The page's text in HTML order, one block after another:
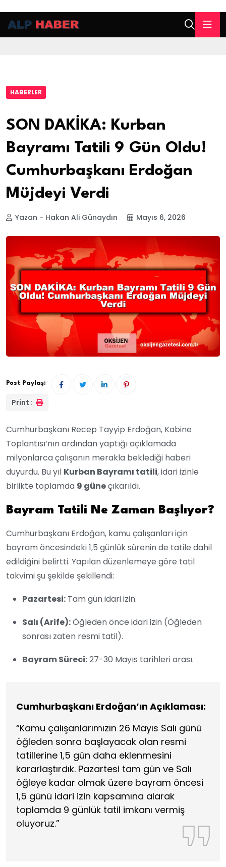
HABERLER
SON DAKİKA: Kurban
Bayramı Tatili 9 Gün Oldu!
Cumhurbaşkanı Erdoğan
Müjdeyi Verdi
Yazan - Hakan Ali Günaydın Mayıs 6, 2026
Post Paylaş:
Print :
Cumhurbaşkanı Recep Tayyip Erdoğan, Kabine
Toplantısı’nın ardından yaptığı açıklamada
milyonlarca çalışanın merakla beklediği haberi
duyurdu. Bu yıl Kurban Bayramı tatili, idari izinle
birlikte toplamda 9 güneçıkarıldı.
Bayram Tatili Ne Zaman Başlıyor?
Cumhurbaşkanı Erdoğan, kamu çalışanları için
bayram öncesindeki 1,5 günlük sürenin de tatile dahil
edildiğini belirtti. Yapılan düzenlemeye göre tatil
takvimi şu şekilde şekillendi:
Pazartesi: Tam gün idari izin.
Salı (Arife):Öğleden önce idari izin (Öğleden
sonrası zaten resmi tatil).
Bayram Süreci:27-30 Mayıs tarihleri arası.
Cumhurbaşkanı Erdoğan’ın Açıklaması:
“Kamu çalışanlarımızın 26 Mayıs Salı günü
öğleden sonra başlayacak olan resmi
tatillerine 1,5 gün daha eklenmesini
kararlaştırdık. Pazartesi tam gün ve Salı
öğleye kadar olmak üzere bayram öncesi
1,5 günü idari izin kapsamına alarak
toplamda 9 günlük tatil imkanı vermiş
oluyoruz.”